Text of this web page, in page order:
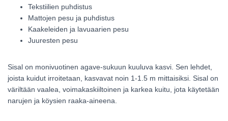
Tekstiilien puhdistus
Mattojen pesu ja puhdistus
Kaakeleiden ja lavuaarien pesu
Juuresten pesu
Sisal on monivuotinen agave-sukuun kuuluva kasvi. Sen lehdet,
joista kuidut irroitetaan, kasvavat noin 1-1.5 m mittaisiksi. Sisal on
väriltään vaalea, voimakaskiiltoinen ja karkea kuitu, jota käytetään
narujen ja köysien raaka-aineena.